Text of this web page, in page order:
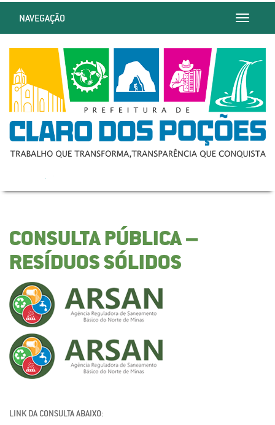
Toggle
NAVEGAÇÃO
CONSULTA PÚBLICA –
RESÍDUOS SÓLIDOS
LINK DA CONSULTA ABAIXO: